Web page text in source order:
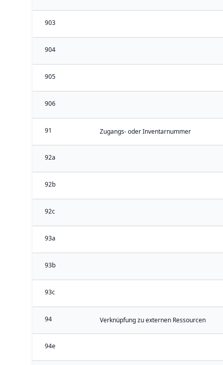
903
904
905
906
91 Zugangs- oder Inventarnummer
92a
92b
92c
93a
93b
93c
94 Verknüpfung zu externen Ressourcen
94e